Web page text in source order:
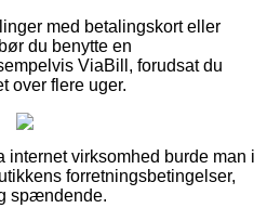
med betalingskort eller
du benytte en
ViaBill, forudsat du
over flere uger.
internet virksomhed burde man i
forretningsbetingelser,
spændende.